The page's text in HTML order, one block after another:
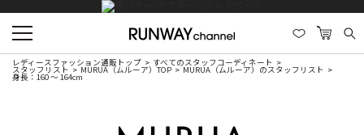
レディースファッション通販トップ すべてのスタッフコーディネート
スタッフリスト MURUA（ムルーア）TOP MURUA（ムルーア）のスタッフリスト
身長：160 ～ 164cm